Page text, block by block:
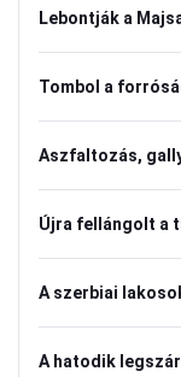
Lebontják a
Tombol a
Aszfaltozás,
Újra fellángolt a
A szerbiai
A hatodik